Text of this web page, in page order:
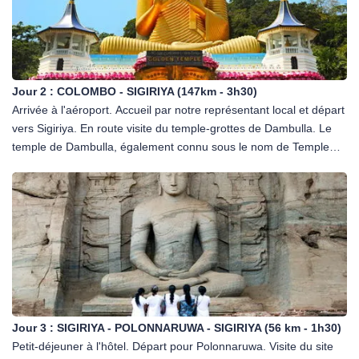
Jour 2 : COLOMBO - SIGIRIYA (147km - 3h30)
Arrivée à l'aéroport. Accueil par notre représentant local et départ
vers Sigiriya. En route visite du temple-grottes de Dambulla. Le
temple de Dambulla, également connu sous le nom de Temple
Des sculptures anciennes et des peintures de Bouddha et de
diverses divinités hindoues sont situées dans cinq grottes
centrales. Les sculptures et les peintures se dressent en tant que
monument à l'évolution des styles artistiques. Arrivée et
installation à l'hôtel. En option avec supplément (à réserver sur
place): massage ayurvédique. Diner et nuit à l'hôtel.
A NOTER:
Si les clients arrivent après 14h, la visite sera reportée au jour 4
ou 5. L'ascension est de 364 marches.
Jour 3 : SIGIRIYA - POLONNARUWA - SIGIRIYA (56 km - 1h30)
Petit-déjeuner à l'hôtel. Départ pour Polonnaruwa. Visite du site